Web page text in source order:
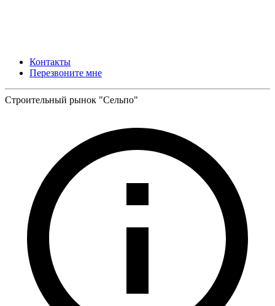
Контакты
Перезвоните мне
Строительный рынок "Сельпо"